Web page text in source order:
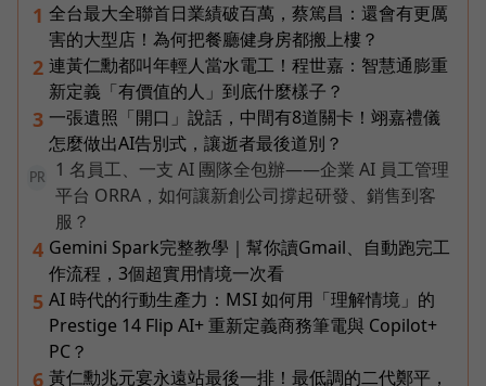
1 全台最大全聯首日業績破百萬，蔡篤昌：還會有更厲
害的大型店！為何把餐廳健身房都搬上樓？
2 連黃仁勳都叫年輕人當水電工！程世嘉：智慧通膨重
新定義「有價值的人」到底什麼樣子？
3 一張遺照「開口」說話，中間有8道關卡！翊嘉禮儀
怎麼做出AI告別式，讓逝者最後道別？
PR
1 名員工、一支 AI 團隊全包辦——企業 AI 員工管理
平台 ORRA，如何讓新創公司撐起研發、銷售到客
服？
4 Gemini Spark完整教學｜幫你讀Gmail、自動跑完工
作流程，3個超實用情境一次看
5 AI 時代的行動生產力：MSI 如何用「理解情境」的
Prestige 14 Flip AI+ 重新定義商務筆電與 Copilot+
PC？
6 黃仁勳兆元宴永遠站最後一排！最低調的二代鄭平，